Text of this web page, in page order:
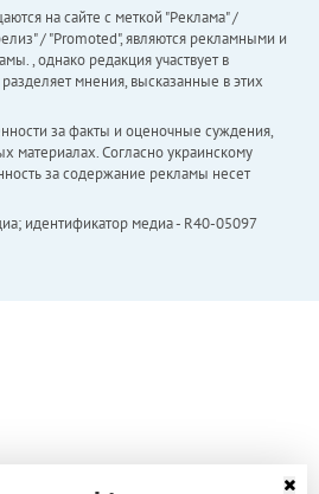
на сайте с меткой "Реклама" /
/ "Promoted", являются рекламными и
, однако редакция участвует в
мнения, высказанные в этих
за факты и оценочные суждения,
материалах. Согласно украинскому
за содержание рекламы несет
идентификатор медиа - R40-05097